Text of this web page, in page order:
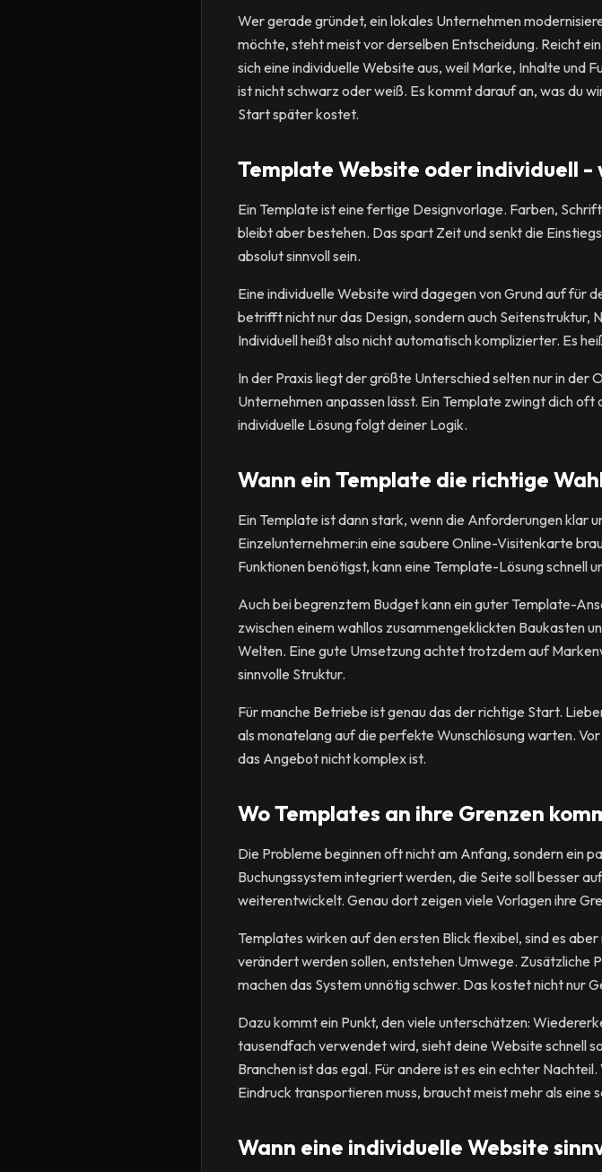
Wer gerade gründet, ein lokales Unternehmen
möchte, steht meist vor derselben Entscheidung. Reicht
sich eine individuelle Website aus, weil Marke, Inhalte und
ist nicht schwarz oder weiß. Es kommt darauf an, was du
Start später kostet.
Template Website oder individuell
Ein Template ist eine fertige Designvorlage. Farben,
bleibt aber bestehen. Das spart Zeit und senkt die
absolut sinnvoll sein.
Eine individuelle Website wird dagegen von Grund auf für
betrifft nicht nur das Design, sondern auch Seitenstruktur,
Individuell heißt also nicht automatisch komplizierter. Es
In der Praxis liegt der größte Unterschied selten nur in der
Unternehmen anpassen lässt. Ein Template zwingt dich
individuelle Lösung folgt deiner Logik.
Wann ein Template die richtige
Ein Template ist dann stark, wenn die Anforderungen klar
Einzelunternehmer:in eine saubere Online-Visitenkarte
Funktionen benötigst, kann eine Template-Lösung schnell
Auch bei begrenztem Budget kann ein guter Template-
zwischen einem wahllos zusammengeklickten Baukasten
Welten. Eine gute Umsetzung achtet trotzdem auf
sinnvolle Struktur.
Für manche Betriebe ist genau das der richtige Start.
als monatelang auf die perfekte Wunschlösung warten.
das Angebot nicht komplex ist.
Wo Templates an ihre Grenzen
Die Probleme beginnen oft nicht am Anfang, sondern ein
Buchungssystem integriert werden, die Seite soll besser
weiterentwickelt. Genau dort zeigen viele Vorlagen ihre
Templates wirken auf den ersten Blick flexibel, sind es
verändert werden sollen, entstehen Umwege. Zusätzliche
machen das System unnötig schwer. Das kostet nicht nur
Dazu kommt ein Punkt, den viele unterschätzen:
tausendfach verwendet wird, sieht deine Website schnell
Branchen ist das egal. Für andere ist es ein echter
Eindruck transportieren muss, braucht meist mehr als eine
Wann eine individuelle Website